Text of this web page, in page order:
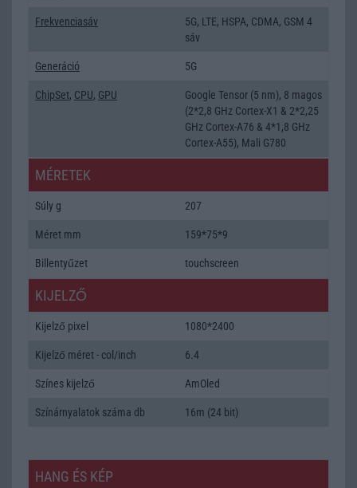
Frekvenciasáv
5G, LTE, HSPA, CDMA, GSM 4
sáv
Generáció 5G
ChipSet, CPU, GPU
Google Tensor (5 nm), 8 magos
(2*2,8 GHz Cortex-X1 & 2*2,25
GHz Cortex-A76 & 4*1,8 GHz
Cortex-A55), Mali G780
MÉRETEK
Súly g 207
Méret mm 159*75*9
Billentyűzet touchscreen
KIJELZŐ
Kijelző pixel 1080*2400
Kijelző méret - col/inch 6.4
Színes kijelző AmOled
Színárnyalatok száma db 16m (24 bit)
HANG ÉS KÉP